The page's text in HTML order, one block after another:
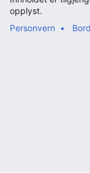
opplyst.
Personvern